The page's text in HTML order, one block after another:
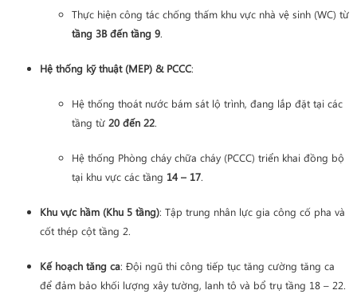
Thực hiện công tác chống thấm khu vực nhà vệ sinh (WC) từ
tầng 3B đến tầng 9.
Hệ thống kỹ thuật (MEP) & PCCC:
Hệ thống thoát nước bám sát lộ trình, đang lắp đặt tại các
tầng từ 20 đến 22.
Hệ thống Phòng cháy chữa cháy (PCCC) triển khai đồng bộ
tại khu vực các tầng 14 – 17.
Khu vực hầm (Khu 5 tầng): Tập trung nhân lực gia công cố pha và
cốt thép cột tầng 2.
Kế hoạch tăng ca: Đội ngũ thi công tiếp tục tăng cường tăng ca
để đảm bảo khối lượng xây tường, lanh tô và bổ trụ tầng 18 – 22.